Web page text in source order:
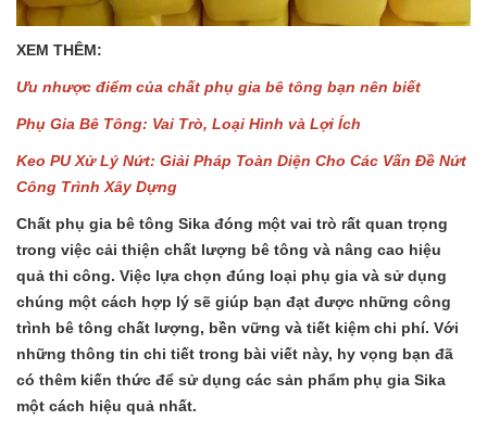
XEM THÊM:
Ưu nhược điểm của chất phụ gia bê tông bạn nên biết
Phụ Gia Bê Tông: Vai Trò, Loại Hình và Lợi Ích
Keo PU Xử Lý Nứt: Giải Pháp Toàn Diện Cho Các Vấn Đề Nứt
Công Trình Xây Dựng
Chất phụ gia bê tông Sika đóng một vai trò rất quan trọng
trong việc cải thiện chất lượng bê tông và nâng cao hiệu
quả thi công. Việc lựa chọn đúng loại phụ gia và sử dụng
chúng một cách hợp lý sẽ giúp bạn đạt được những công
trình bê tông chất lượng, bền vững và tiết kiệm chi phí. Với
những thông tin chi tiết trong bài viết này, hy vọng bạn đã
có thêm kiến thức để sử dụng các sản phẩm phụ gia Sika
một cách hiệu quả nhất.